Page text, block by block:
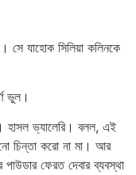
সে যাহোক সিলিয়া কলিনকে
ভুল।
হাসল ভ্যালেরি। বলল, এই
চিন্তা করো না মা। আর
ফেরত দেবার ব্যবস্থা